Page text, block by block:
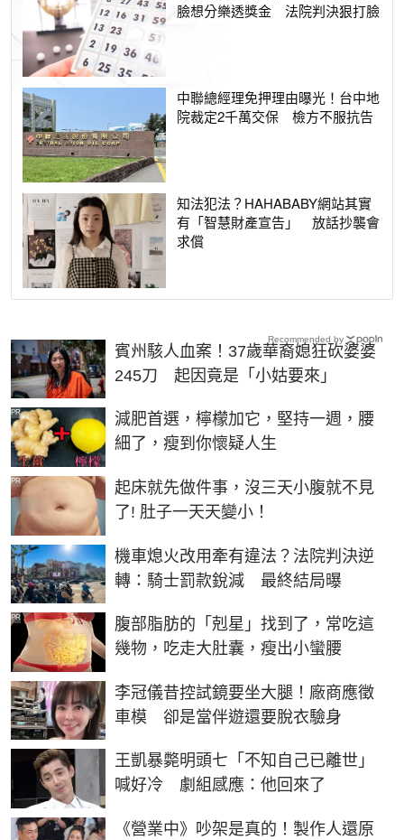
臉想分樂透獎金 法院判決狠打臉
中聯總經理免押理由曝光！台中地
院裁定2千萬交保 檢方不服抗告
知法犯法？HAHABABY網站其實
有「智慧財產宣告」 放話抄襲會
求償
賓州駭人血案！37歲華裔媳狂砍婆婆
245刀 起因竟是「小姑要來」
減肥首選，檸檬加它，堅持一週，腰
細了，瘦到你懷疑人生
PR
起床就先做件事，沒三天小腹就不見
了! 肚子一天天變小！
PR
機車熄火改用牽有違法？法院判決逆
轉：騎士罰款銳減 最終結局曝
腹部脂肪的「剋星」找到了，常吃這
幾物，吃走大肚囊，瘦出小蠻腰
PR
李冠儀昔控試鏡要坐大腿！廠商應徵
車模 卻是當伴遊還要脫衣驗身
王凱暴斃明頭七「不知自己已離世」
喊好冷 劇組感應：他回來了
《營業中》吵架是真的！製作人還原
Recommended by